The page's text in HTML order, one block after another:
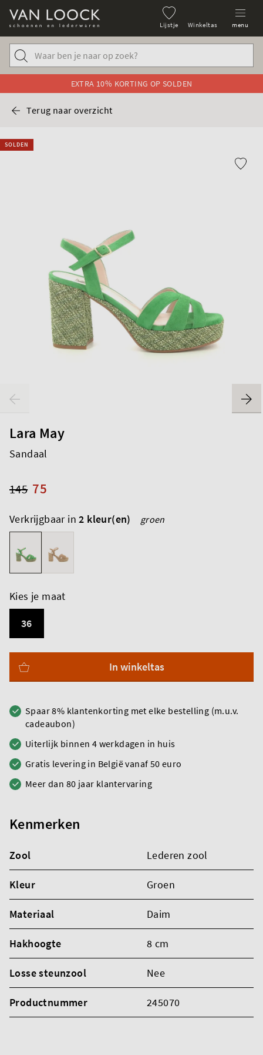
Lijstje Winkeltas menu
EXTRA 10% KORTING OP SOLDEN
Terug naar overzicht
SOLDEN
Lara May
Sandaal
75
145
Verkrijgbaar in2 kleur(en) groen
Kies je maat
36
In winkeltas
Spaar 8% klantenkorting met elke bestelling (m.u.v.
cadeaubon)
Uiterlijk binnen 4 werkdagen in huis
Gratis levering in België vanaf 50 euro
Meer dan 80 jaar klantervaring
Kenmerken
Zool Lederen zool
Kleur Groen
Materiaal Daim
Hakhoogte 8 cm
Losse steunzool Nee
Productnummer 245070